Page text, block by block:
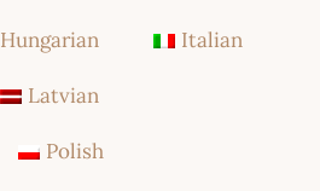
Hungarian Italian
Latvian
Polish